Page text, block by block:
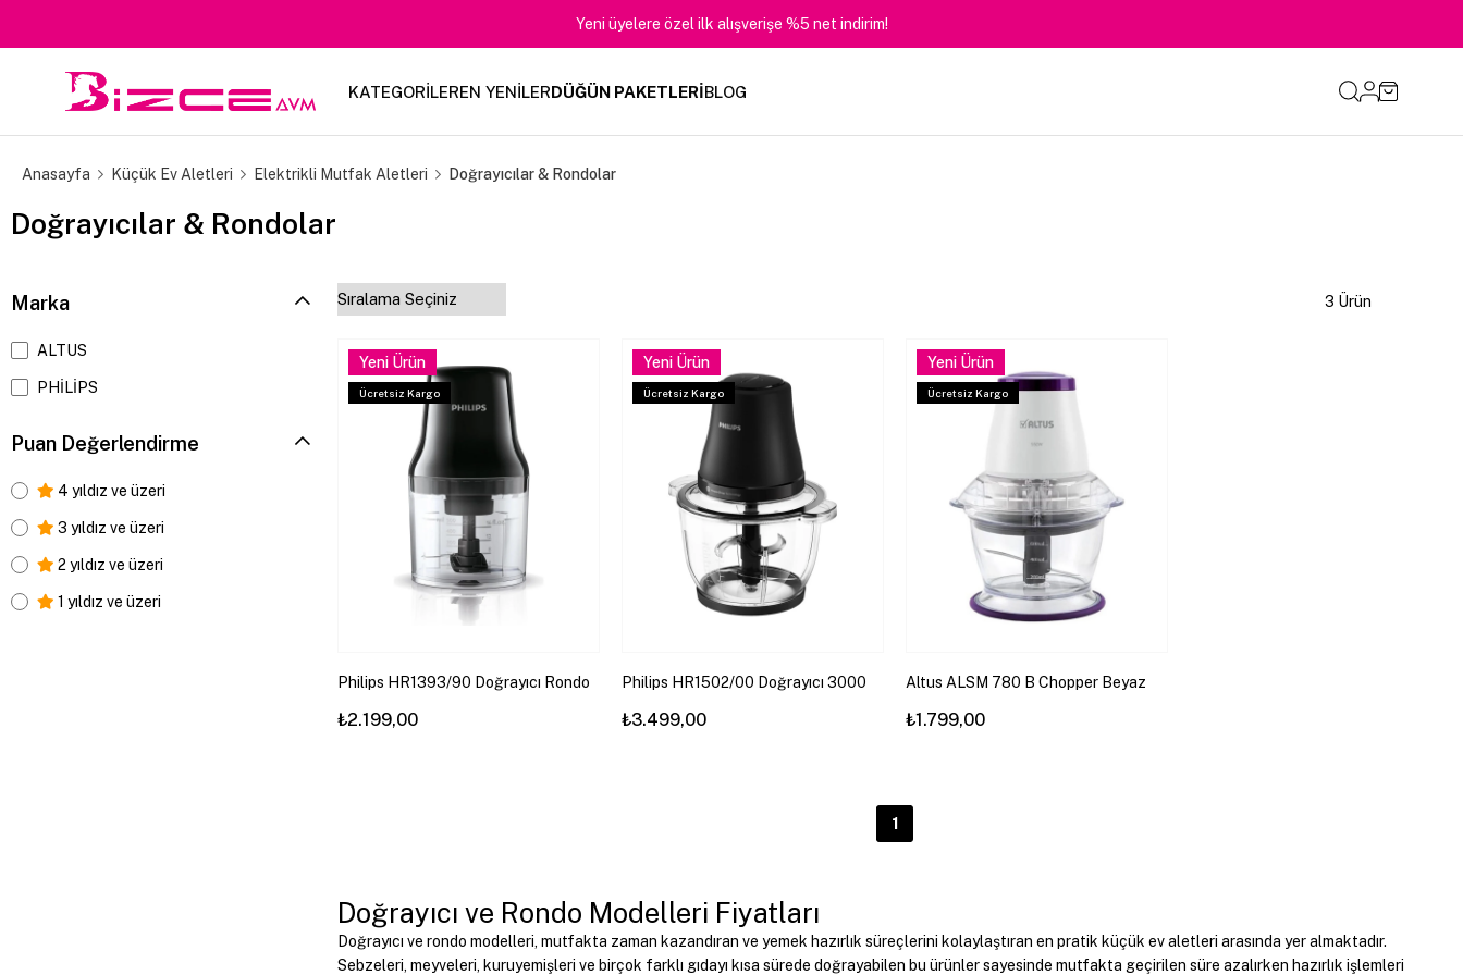
Yeni üyelere özel ilk alışverişe %5 net indirim!
KATEGORİLEREN YENİLERDÜĞÜN PAKETLERİBLOG
Anasayfa Küçük Ev Aletleri Elektrikli Mutfak Aletleri Doğrayıcılar & Rondolar
Doğrayıcılar & Rondolar
Marka
ALTUS
PHİLİPS
Puan Değerlendirme
4 yıldız ve üzeri
3 yıldız ve üzeri
2 yıldız ve üzeri
1 yıldız ve üzeri
3 Ürün
Philips HR1393/90 Doğrayıcı Rondo
₺2.199,00
Yeni Ürün
Ücretsiz Kargo
Philips HR1502/00 Doğrayıcı 3000
₺3.499,00
Yeni Ürün
Ücretsiz Kargo
Altus ALSM 780 B Chopper Beyaz
₺1.799,00
Yeni Ürün
Ücretsiz Kargo
1
Doğrayıcı ve Rondo Modelleri Fiyatları
Doğrayıcı ve rondo modelleri, mutfakta zaman kazandıran ve yemek hazırlık süreçlerini kolaylaştıran en pratik küçük ev aletleri arasında yer almaktadır.
Sebzeleri, meyveleri, kuruyemişleri ve birçok farklı gıdayı kısa sürede doğrayabilen bu ürünler sayesinde mutfakta geçirilen süre azalırken hazırlık işlemleri